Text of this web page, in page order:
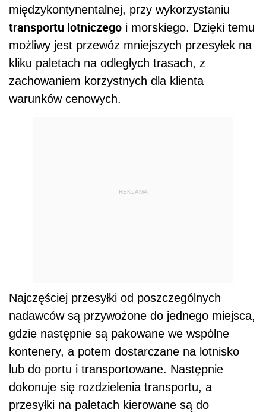
międzykontynentalnej, przy wykorzystaniu
transportu lotniczego i morskiego. Dzięki temu
możliwy jest przewóz mniejszych przesyłek na
kliku paletach na odległych trasach, z
zachowaniem korzystnych dla klienta
warunków cenowych.
REKLAMA
Najczęściej przesyłki od poszczególnych
nadawców są przywożone do jednego miejsca,
gdzie następnie są pakowane we wspólne
kontenery, a potem dostarczane na lotnisko
lub do portu i transportowane. Następnie
dokonuje się rozdzielenia transportu, a
przesyłki na paletach kierowane są do